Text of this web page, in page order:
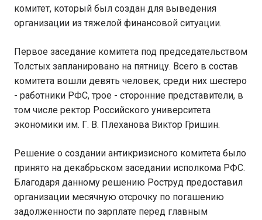
комитет, который был создан для выведения
организации из тяжелой финансовой ситуации.
Первое заседание комитета под председательством
Толстых запланировано на пятницу. Всего в состав
комитета вошли девять человек, среди них шестеро
- работники РФС, трое - сторонние представители, в
том числе ректор Российского университета
экономики им. Г. В. Плеханова Виктор Гришин.
Решение о создании антикризисного комитета было
принято на декабрьском заседании исполкома РФС.
Благодаря данному решению Роструд предоставил
организации месячную отсрочку по погашению
задолженности по зарплате перед главным